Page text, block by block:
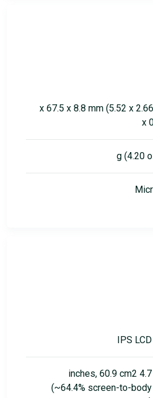
140.1 x 67.5 x 8.8 mm (5.52 x 2.66
x
IPS LCD
4.7 inches, 60.9 cm2
(~64.4% screen-to-body